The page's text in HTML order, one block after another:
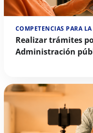
Realizar trámites
Administración